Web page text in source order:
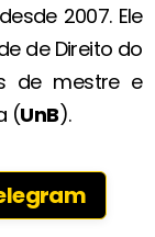
2007. Ele
de Direito do
de mestre e
(UnB).